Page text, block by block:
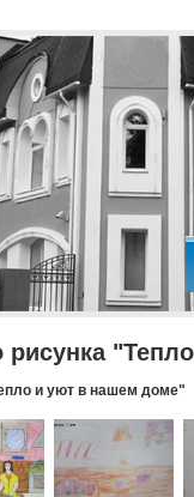
рисунка
и уют в нашем доме"